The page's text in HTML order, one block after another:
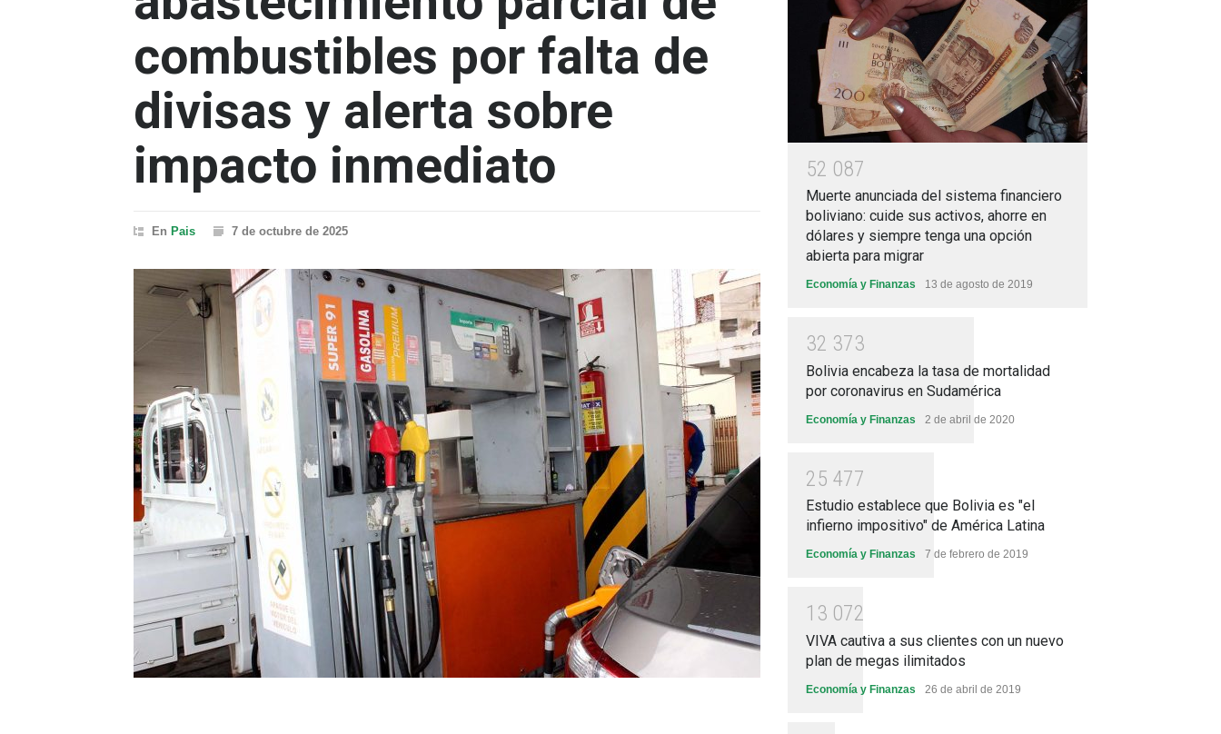
combustibles por falta de
divisas y alerta sobre
impacto inmediato
En Pais 7 de octubre de 2025
52 087
Muerte anunciada del sistema financiero
boliviano: cuide sus activos, ahorre en
dólares y siempre tenga una opción
abierta para migrar
Economía y Finanzas 13 de agosto de 2019
32 373
Bolivia encabeza la tasa de mortalidad
por coronavirus en Sudamérica
Economía y Finanzas 2 de abril de 2020
25 477
Estudio establece que Bolivia es "el
infierno impositivo" de América Latina
Economía y Finanzas 7 de febrero de 2019
1 3 072
VIVA cautiva a sus clientes con un nuevo
plan de megas ilimitados
Economía y Finanzas 26 de abril de 2019